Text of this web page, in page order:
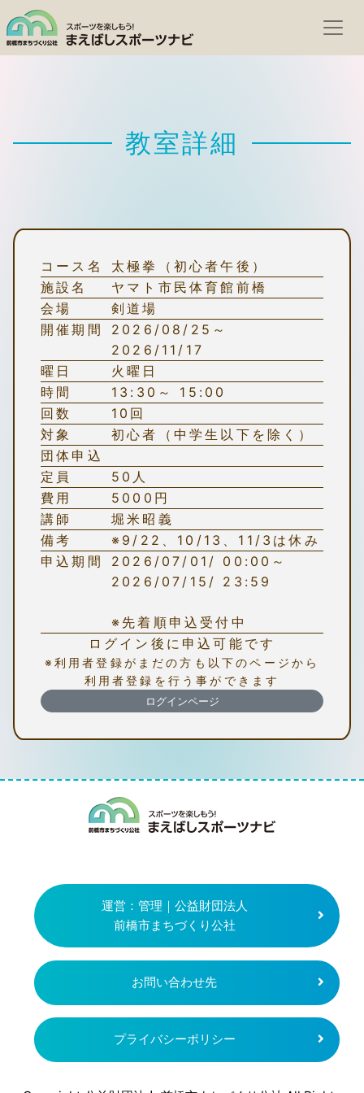
教室詳細
コース名
太極拳（初心者午後）
施設名
ヤマト市民体育館前橋
会場
剣道場
開催期間
2026/08/25～
2026/11/17
曜日
火曜日
時間
13:30～ 15:00
回数
10回
対象
初心者（中学生以下を除く）
団体申込
定員
50人
費用
5000円
講師
堀米昭義
備考
※9/22、10/13、11/3は休み
申込期間
2026/07/01/ 00:00～
2026/07/15/ 23:59
※先着順申込受付中
ログイン後に申込可能です
※利用者登録がまだの方も以下のページから
利用者登録を行う事ができます
ログインページ
運営：管理｜公益財団法人
前橋市まちづくり公社
お問い合わせ先
プライバシーポリシー